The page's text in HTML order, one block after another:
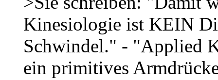
Kinesiologie ist KEIN
Schwindel." - "Applied
ein primitives